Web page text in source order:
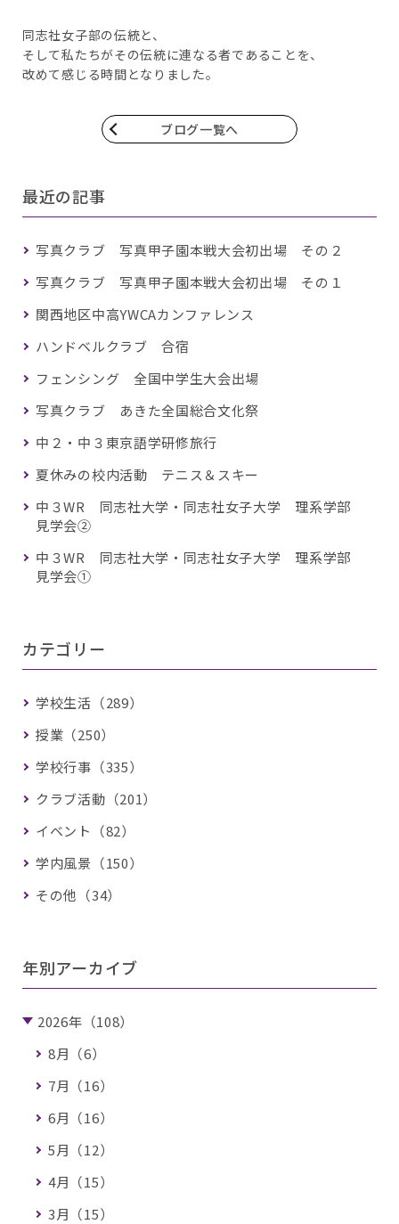
同志社女子部の伝統と、
そして私たちがその伝統に連なる者であることを、
改めて感じる時間となりました。
ブログ一覧へ
最近の記事
写真クラブ 写真甲子園本戦大会初出場 その２
写真クラブ 写真甲子園本戦大会初出場 その１
関西地区中高YWCAカンファレンス
ハンドベルクラブ 合宿
フェンシング 全国中学生大会出場
写真クラブ あきた全国総合文化祭
中２・中３東京語学研修旅行
夏休みの校内活動 テニス＆スキー
中３WR 同志社大学・同志社女子大学 理系学部
見学会②
中３WR 同志社大学・同志社女子大学 理系学部
見学会①
カテゴリー
学校生活（289）
授業（250）
学校行事（335）
クラブ活動（201）
イベント（82）
学内風景（150）
その他（34）
年別アーカイブ
2026年（108）
8月（6）
7月（16）
6月（16）
5月（12）
4月（15）
3月（15）